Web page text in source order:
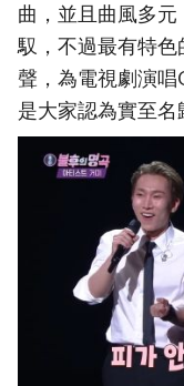
曲，並且曲風多
馭，不過最有特
聲，為電視劇演
是大家認為實至名